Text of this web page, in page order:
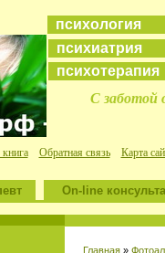
психология
психиатрия
психотерапия
С заботой
книга Обратная связь Карта
On-line
Главная »